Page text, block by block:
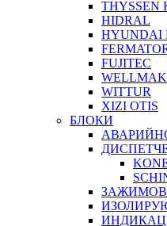
THYSSEN
HIDRAL
HYUNDAI
FUJITEC
WITTUR
XIZI OTIS
БЛОКИ
ЗАЖИМОВ